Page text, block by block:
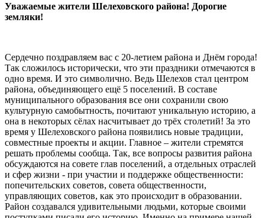
Уважаемые жители Шелеховского района! Дорогие
земляки!
Сердечно поздравляем вас с 20-летием района и Днём города!
Так сложилось исторически, что эти праздники отмечаются в
одно время. И это символично. Ведь Шелехов стал центром
района, объединяющего ещё 5 поселений. В составе
муниципального образования все они сохранили свою
культурную самобытность, почитают уникальную историю, а
она в некоторых сёлах насчитывает до трёх столетий! За это
время у Шелеховского района появились новые традиции,
совместные проекты и акции. Главное – жители стремятся
решать проблемы сообща. Так, все вопросы развития района
обсуждаются на совете глав поселений, а отдельных отраслей
и сфер жизни - при участии и поддержке общественности:
попечительских советов, совета общественности,
управляющих советов, как это происходит в образовании.
Район создавался удивительными людьми, которые своими